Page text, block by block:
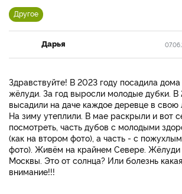
Другое
Дарья
Здравствуйте! В 2023 году посадила дома
жёлуди. За год выросли молодые дубки. В
высадили на даче каждое деревце в свою
На зиму утеплили. В мае раскрыли и вот
посмотреть, часть дубов с молодыми
(как на втором фото), а часть - с
фото). Живём на крайнем Севере. Жёлуди
Москвы. Это от солнца? Или болезнь
внимание!!!